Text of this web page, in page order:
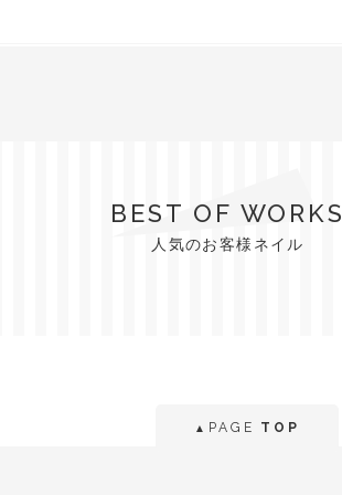
BEST OF WORKS
人気のお客様ネイル
▲ PAGE TOP